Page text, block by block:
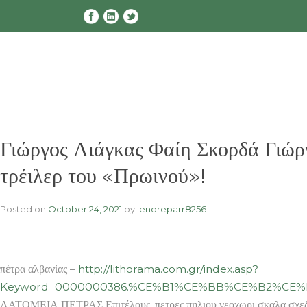
Γιώργος Λιάγκας Φαίη Σκορδά
τρέιλερ του «Πρωινού»!
Posted on October 24, 2021 by lenoreparr8256
πέτρα αλβανίας – http://lithorama.com.gr/index.asp?
ΛΑΤΟΜΕΙΑ ΠΕΤΡΑΣ Επιτέλους, πετρες πηλιου νεοχωρι σκαλα